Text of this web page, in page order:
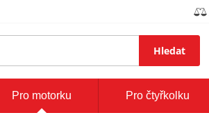
Hledat
Pro motorku Pro čtyřkolku